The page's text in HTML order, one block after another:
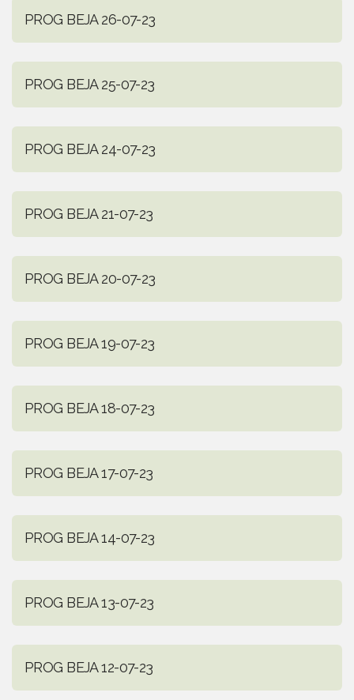
PROG BEJA 26-07-23
PROG BEJA 25-07-23
PROG BEJA 24-07-23
PROG BEJA 21-07-23
PROG BEJA 20-07-23
PROG BEJA 19-07-23
PROG BEJA 18-07-23
PROG BEJA 17-07-23
PROG BEJA 14-07-23
PROG BEJA 13-07-23
PROG BEJA 12-07-23